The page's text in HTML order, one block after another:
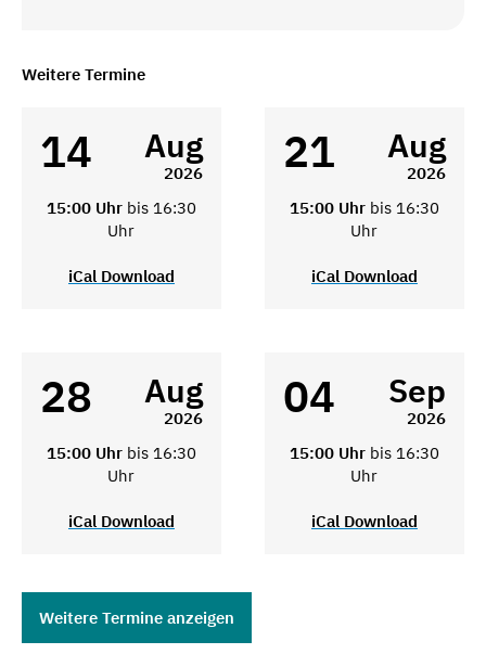
Weitere Termine
14 Aug
2026
15:00 Uhr bis 16:30
Uhr
iCal Download
21 Aug
2026
15:00 Uhr bis 16:30
Uhr
iCal Download
28 Aug
2026
15:00 Uhr bis 16:30
Uhr
iCal Download
04 Sep
2026
15:00 Uhr bis 16:30
Uhr
iCal Download
Weitere Termine anzeigen